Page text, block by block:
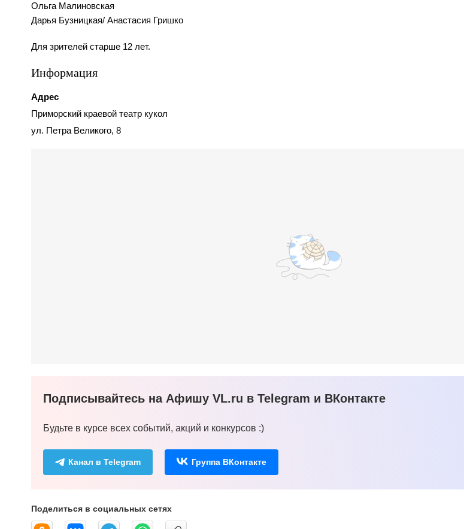
Ольга Малиновская
Дарья Бузницкая/ Анастасия Гришко
Для зрителей старше 12 лет.
Информация
Адрес
Приморский краевой театр кукол
ул. Петра Великого, 8
Подписывайтесь на Афишу VL.ru в Telegram и ВКонтакте
Будьте в курсе всех событий, акций и конкурсов :)
Канал в Telegram Группа ВКонтакте
Поделиться в социальных сетях